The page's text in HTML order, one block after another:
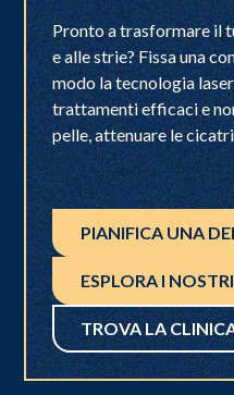
Pronto a trasformare il
e alle strie? Fissa una
modo la tecnologia
trattamenti efficaci e
pelle, attenuare le
PIANIFICA UNA
ESPLORA I
TROVA LA